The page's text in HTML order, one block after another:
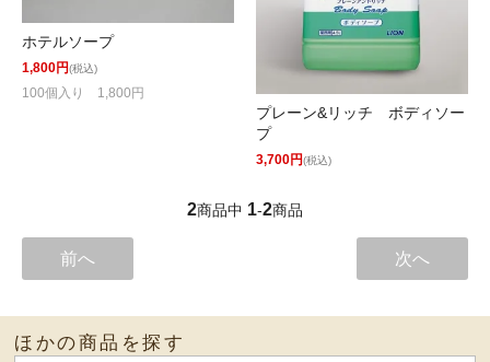
ホテルソープ
1,800円(税込)
100個入り 1,800円
プレーン&リッチ ボディソー
プ
3,700円(税込)
2商品中 1-2商品
前へ 次へ
ほかの商品を探す